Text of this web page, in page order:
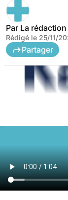
Par La
Rédigé le 25/11/
Partager